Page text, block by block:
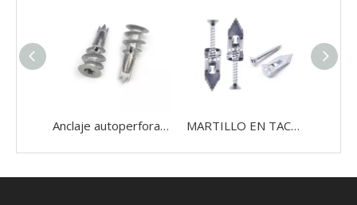
Anclaje autoperforante para paneles de yeso Phillips/ranurado de aleación de zinc de metal de fácil velocidad MARTILLO EN TACOS DE FIJACIÓN A PARED DE PLACA YESO METAL CON TORNILLOS